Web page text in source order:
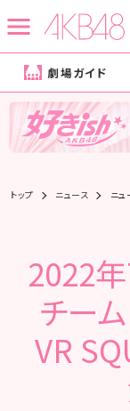
劇場ガイド
トップ ニュース ニュ
2022年
チー
VR